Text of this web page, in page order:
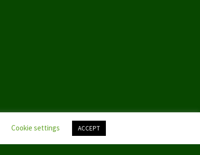
Cookie settings ACCEPT